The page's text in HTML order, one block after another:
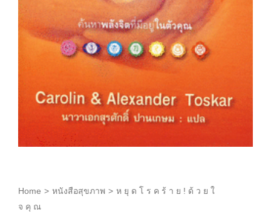
Home > หนังสือสุขภาพ > ห ยุ ด โ ร ค ร้ า ย ! ด้ ว ย ใ
จ คุ ณ